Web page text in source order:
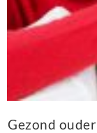
Gezond